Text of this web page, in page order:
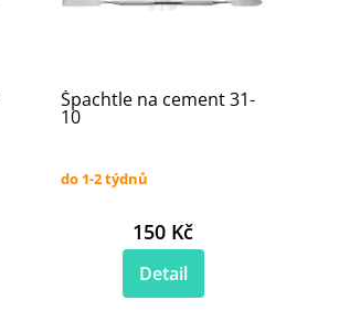
Špachtle na cement 31-
10
do 1-2 týdnů
150 Kč
Detail